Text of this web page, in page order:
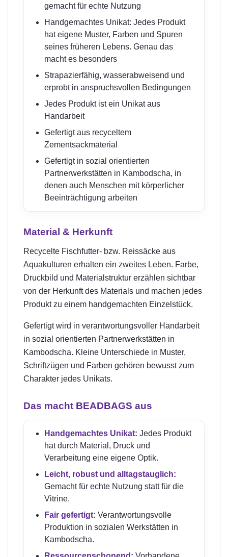
gemacht für echte Nutzung
Handgemachtes Unikat: Jedes Produkt
hat eigene Muster, Farben und Spuren
seines früheren Lebens. Genau das
macht es besonders
Strapazierfähig, wasserabweisend und
erprobt in anspruchsvollen Bedingungen
Jedes Produkt ist ein Unikat aus
Handarbeit
Gefertigt aus recyceltem
Zementsackmaterial
Gefertigt in sozial orientierten
Partnerwerkstätten in Kambodscha, in
denen auch Menschen mit körperlicher
Beeinträchtigung arbeiten
Material & Herkunft
Recycelte Fischfutter- bzw. Reissäcke aus
Aquakulturen erhalten ein zweites Leben. Farbe,
Druckbild und Materialstruktur erzählen sichtbar
von der Herkunft des Materials und machen jedes
Produkt zu einem handgemachten Einzelstück.
Gefertigt wird in verantwortungsvoller Handarbeit
in sozial orientierten Partnerwerkstätten in
Kambodscha. Kleine Unterschiede in Muster,
Schriftzügen und Farben gehören bewusst zum
Charakter jedes Unikats.
Das macht BEADBAGS aus
Handgemachtes Unikat: Jedes Produkt
hat durch Material, Druck und
Verarbeitung eine eigene Optik.
Leicht, robust und alltagstauglich:
Gemacht für echte Nutzung statt für die
Vitrine.
Fair gefertigt: Verantwortungsvolle
Produktion in sozialen Werkstätten in
Kambodscha.